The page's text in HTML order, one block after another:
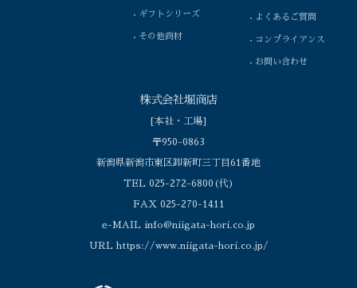
ギフトシリーズ
その他商材
よくあるご質問
コンプライアンス
お問い合わせ
株式会社堀商店
[本社・工場]
〒950-0863
新潟県新潟市東区卸新町三丁目61番地
TEL 025-272-6800(代)
FAX 025-270-1411
e-MAIL info@niigata-hori.co.jp
URL https://www.niigata-hori.co.jp/